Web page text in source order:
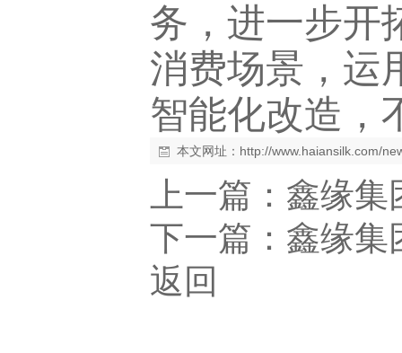
务，进一步开
消费场景，运
智能化改造，
本文网址： http://www.haiansilk.com/
上一篇： 鑫缘集
下一篇： 鑫缘集
返回